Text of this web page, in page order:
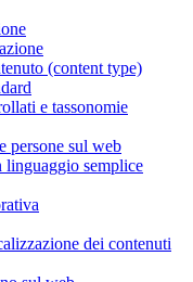
(content type)
e tassonomie
persone sul web
linguaggio semplice
dei contenuti